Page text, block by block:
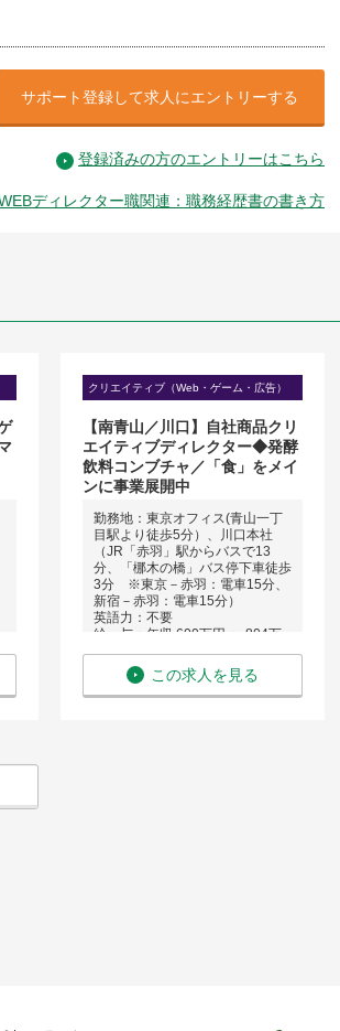
サポート登録して求人にエントリーする
登録済みの方のエントリーはこちら
ディレクター職関連：職務経歴書の書き方
クリエイティブ（Web・ゲーム・広告）
【南青山／川口】自社商品クリ
エイティブディレクター◆発酵
飲料コンブチャ／「食」をメイ
ンに事業展開中
勤務地：東京オフィス(青山一丁
目駅より徒歩5分）、川口本社
（JR「赤羽」駅からバスで13
分、「梛木の橋」バス停下車徒歩
3分 ※東京－赤羽：電車15分、
新宿－赤羽：電車15分）
英語力：不要
給 与：年収 600万円 〜 804万
円
この求人を見る